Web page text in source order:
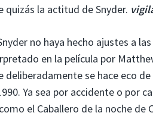
la actitud de Snyder.
no haya hecho ajustes a
en la película por
deliberadamente se hace eco
Ya sea por accidente o por
el Caballero de la noche de